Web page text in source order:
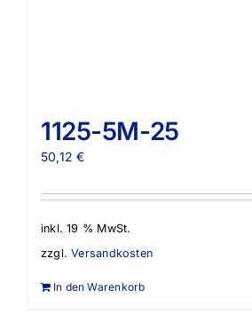
1125-5M-25
50,12€
inkl. 19 % MwSt.
zzgl.Versandkosten
In den Warenkorb